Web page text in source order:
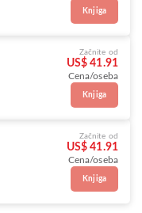
Knjiga
Začnite od
US$ 41.91
Cena/oseba
Knjiga
Začnite od
US$ 41.91
Cena/oseba
Knjiga